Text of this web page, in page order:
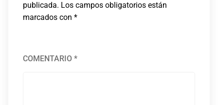
publicada. Los campos obligatorios están
marcados con*
COMENTARIO*